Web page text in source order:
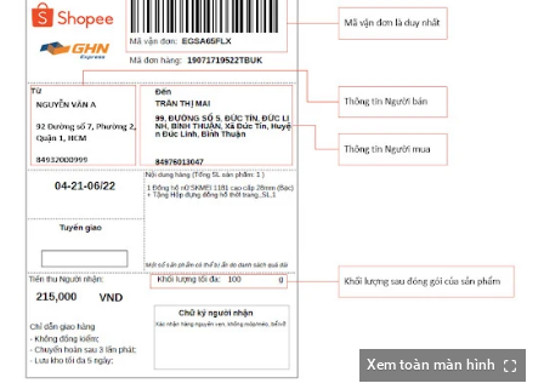
Xem toàn màn hình